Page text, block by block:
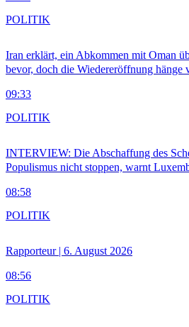
Iran erklärt, ein Abkommen mit Oman
bevor, doch die Wiedereröffnung hänge
09:33
POLITIK
INTERVIEW: Die Abschaffung des
Populismus nicht stoppen, warnt
08:58
POLITIK
Rapporteur | 6. August 2026
08:56
POLITIK
POLITIK